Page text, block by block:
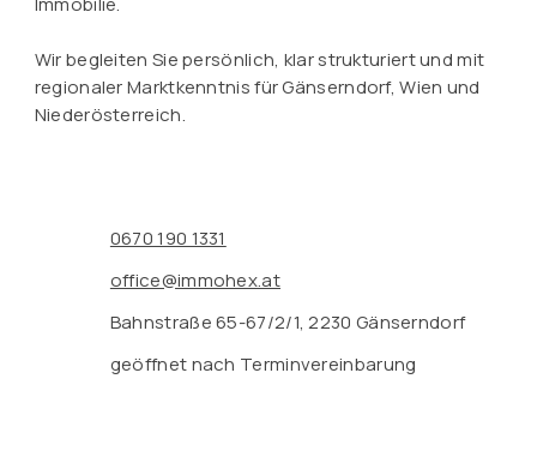
Wir begleiten Sie persönlich, klar strukturiert und mit
regionaler Marktkenntnis für Gänserndorf, Wien und
Niederösterreich.
0670 190 1331
office@immohex.at
Bahnstraße 65-67/2/1, 2230 Gänserndorf
geöffnet nach Terminvereinbarung